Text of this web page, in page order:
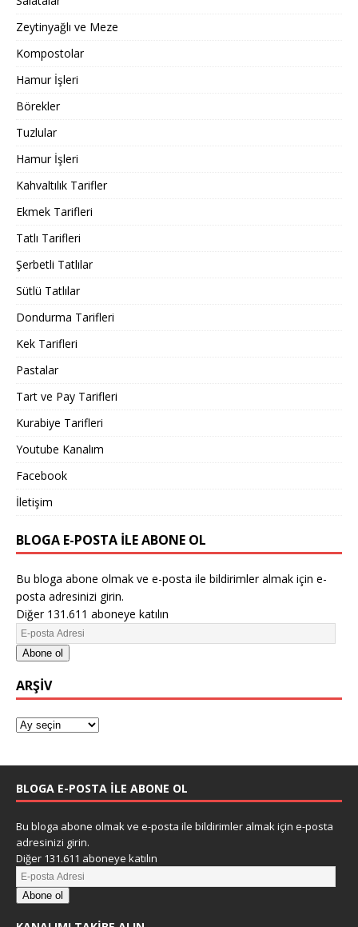
Zeytinyağlı ve Meze
Kompostolar
Hamur İşleri
Börekler
Tuzlular
Hamur İşleri
Kahvaltılık Tarifler
Ekmek Tarifleri
Tatlı Tarifleri
Şerbetli Tatlılar
Sütlü Tatlılar
Dondurma Tarifleri
Kek Tarifleri
Pastalar
Tart ve Pay Tarifleri
Kurabiye Tarifleri
Youtube Kanalım
Facebook
İletişim
BLOGA E-POSTA ILE ABONE OL
Bu bloga abone olmak ve e-posta ile bildirimler almak için e-
posta adresinizi girin.
Diğer 131.611 aboneye katılın
Abone ol
ARŞIV
BLOGA E-POSTA ILE ABONE OL
Bu bloga abone olmak ve e-posta ile bildirimler almak için e-posta
adresinizi girin.
Diğer 131.611 aboneye katılın
Abone ol